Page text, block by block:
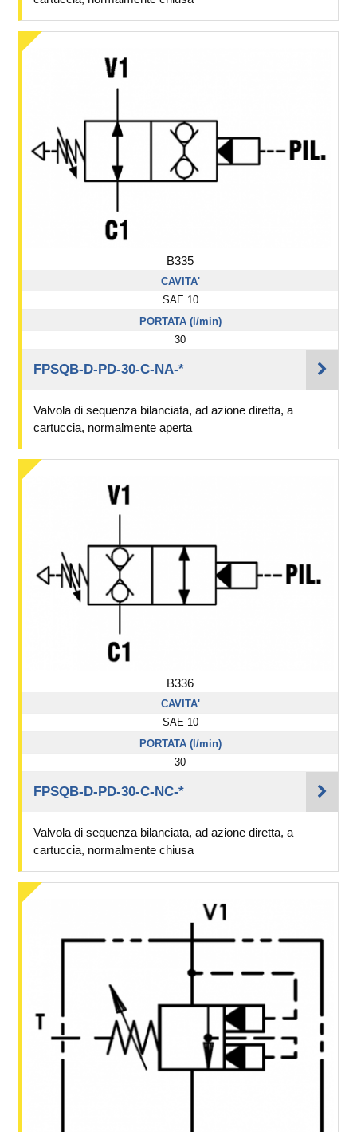
B335
CAVITA'
SAE 10
PORTATA (l/min)
30
FPSQB-D-PD-30-C-NA-*
Valvola di sequenza bilanciata, ad azione diretta, a
cartuccia, normalmente aperta
B336
CAVITA'
SAE 10
PORTATA (l/min)
30
FPSQB-D-PD-30-C-NC-*
Valvola di sequenza bilanciata, ad azione diretta, a
cartuccia, normalmente chiusa